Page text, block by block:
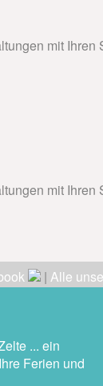
mit Ihren
mit Ihren
| Alle
... ein
Ferien und